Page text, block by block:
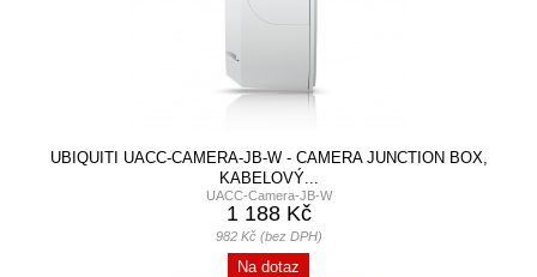
UBIQUITI UACC-CAMERA-JB-W - CAMERA JUNCTION BOX,
KABELOVÝ...
UACC-Camera-JB-W
1 188 Kč
982 Kč (bez DPH)
Na dotaz